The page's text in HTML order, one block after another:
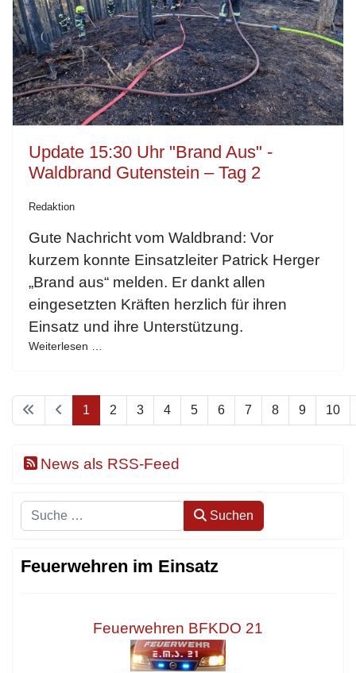
Update 15:30 Uhr "Brand Aus" -
Waldbrand Gutenstein – Tag 2
Redaktion
Gute Nachricht vom Waldbrand: Vor
kurzem konnte Einsatzleiter Patrick Herger
„Brand aus“ melden. Er dankt allen
eingesetzten Kräften herzlich für ihren
Einsatz und ihre Unterstützung.
Weiterlesen …
1 2 3 4 5 6 7 8 9 10
News als RSS-Feed
Suchen Suchen
Feuerwehren im Einsatz
Feuerwehren BFKDO 21